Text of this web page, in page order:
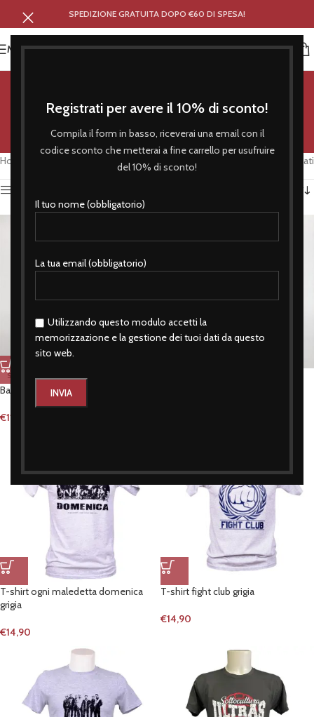
Registrati per avere il 10% di sconto!
Compila il form in basso, riceverai una email con il
codice sconto che metterai a fine carrello per usufruire
del 10% di sconto!
Il tuo nome (obbligatorio)
La tua email (obbligatorio)
Utilizzando questo modulo accetti la
memorizzazione e la gestione dei tuoi dati da questo
sito web.
SPEDIZIONE GRATUITA DOPO €60 DI SPESA!
MENU
grigia
Categorie
Home Prodotti taggati “grigia” Visualizzazione di 6 risultati
SOLD OUT
Bavetta bimbo grigia primi calci
€11,90
T-shirt ogni maledetta domenica
grigia
€14,90
T-shirt fight club grigia
€14,90